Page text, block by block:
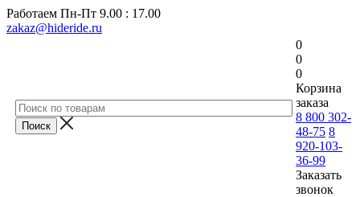
Работаем Пн-Пт 9.00 : 17.00
zakaz@hideride.ru
0
0
0
Корзина
заказа
8 800 302-
48-75 8
920-103-
36-99
Заказать
звонок